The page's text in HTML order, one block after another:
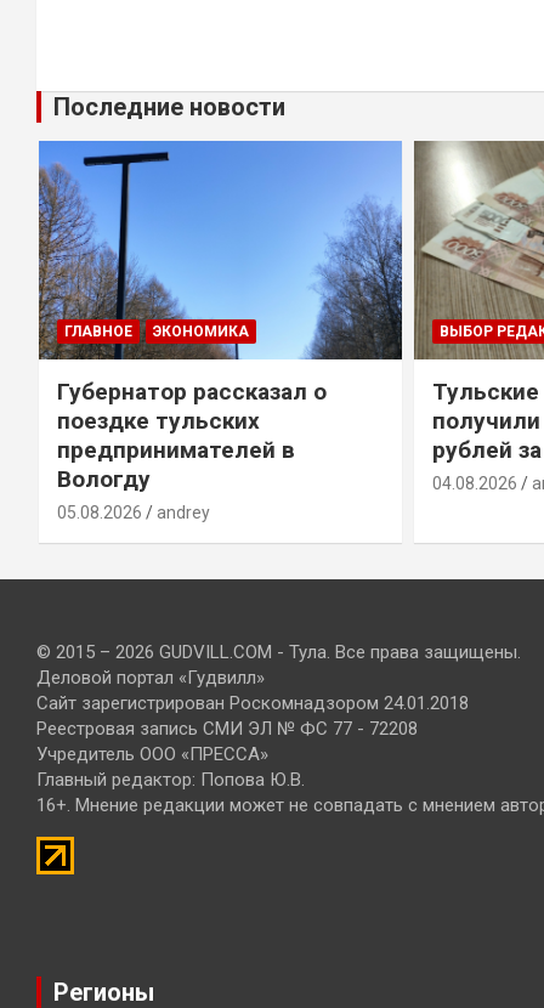
Последние новости
ГЛАВНОЕ ЭКОНОМИКА
Губернатор рассказал о
поездке тульских
предпринимателей в
Вологду
05.08.2026 andrey
ВЫБОР
рублей
04.08.2026
© 2015 – 2026 GUDVILL.COM - Тула. Все права защищены.
Деловой портал «Гудвилл»
Сайт зарегистрирован Роскомнадзором 24.01.2018
Реестровая запись СМИ ЭЛ № ФС 77 - 72208
Учредитель ООО «ПРЕССА»
Главный редактор: Попова Ю.В.
16+. Мнение редакции может не совпадать с мнением
Регионы